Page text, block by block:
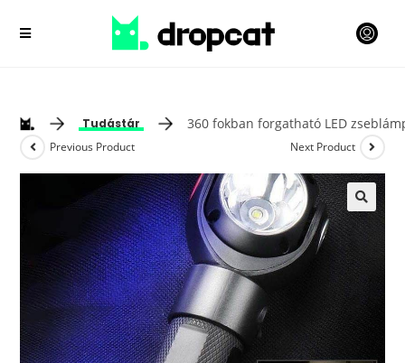
Tudástár 360 fokban forgatható LED
Previous Product Next Product